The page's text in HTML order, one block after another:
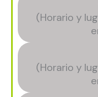
(Horario y
(Horario y